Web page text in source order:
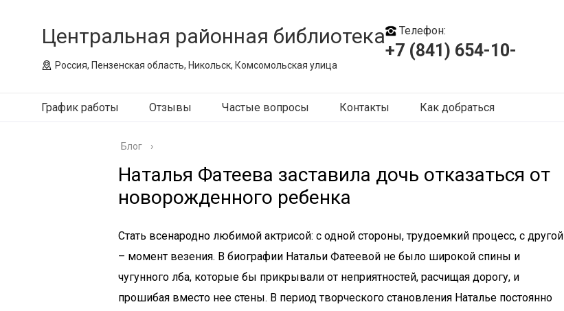
Центральная районная библиотека
Россия, Пензенская область, Никольск, Комсомольская улица
Телефон:
+7 (841) 654-10-
График работы Отзывы Частые вопросы Контакты Как добраться
Блог ›
Наталья Фатеева заставила дочь отказаться от
новорожденного ребенка
Стать всенародно любимой актрисой: с одной стороны, трудоемкий процесс, с другой
– момент везения. В биографии Натальи Фатеевой не было широкой спины и
чугунного лба, которые бы прикрывали от неприятностей, расчищая дорогу, и
прошибая вместо нее стены. В период творческого становления Наталье постоянно